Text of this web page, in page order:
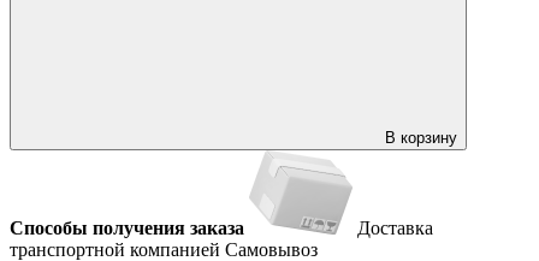
В корзину
Способы получения заказа
Доставка
транспортной компанией Самовывоз